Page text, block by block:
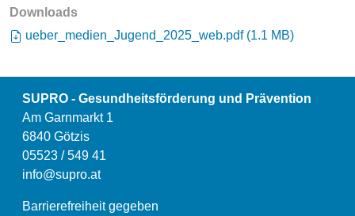
Downloads
ueber_medien_Jugend_2025_web.pdf(1.1 MB)
SUPRO - Gesundheitsförderung und Prävention
Am Garnmarkt 1
6840 Götzis
05523 / 549 41
info@supro.at
Barrierefreiheit gegeben